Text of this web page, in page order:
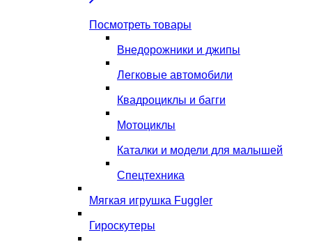
Посмотреть товары
Внедорожники и джипы
Легковые автомобили
Квадроциклы и багги
Мотоциклы
Каталки и модели для малышей
Спецтехника
Мягкая игрушка Fuggler
Гироскутеры